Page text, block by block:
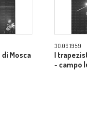
Mosca
30.09.1959
I
- campo